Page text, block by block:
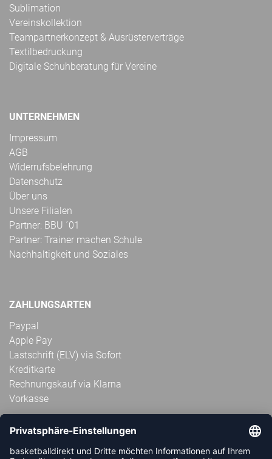
Sublimation
Vereinskollektion
Teampartnerkonzept & Ausrüsterverträge
Textilbedruckung
Digitale Schuhberatung für Vereine
UNTERNEHMEN
Impressum
AGB
Widerrufsbelehrung
Datenschutz
Über uns
Unsere Filialen
Partner: BBU ´01
Partner: Trainer machen Schule
Nachhaltigkeit und Soziales
ZAHLUNGSARTEN
Paypal
Apple Pay
Lastschrift (ELV) via Sofort
Kreditkarte
Rechnungskauf via Klarna
Vorkasse
ABONNIERE JETZT DEN KOSTENLOSEN
HANDBALLDIREKT-NEWSLETTER UND VERPASSE KEINE